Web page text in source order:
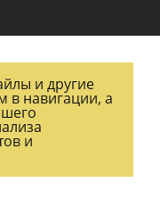
и другие
в навигации, а
и